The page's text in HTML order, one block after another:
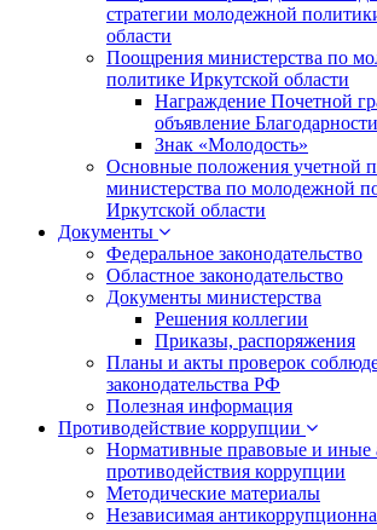
стратегии молодежной
области
Поощрения министерства по
политике Иркутской области
Награждение Почетной
объявление Благодарности
Знак «Молодость»
Основные положения учетной
министерства по молодежной
Иркутской области
Документы
Федеральное законодательство
Областное законодательство
Документы министерства
Решения коллегии
Приказы, распоряжения
Планы и акты проверок
законодательства РФ
Полезная информация
Противодействие коррупции
Нормативные правовые и иные
противодействия коррупции
Методические материалы
Независимая